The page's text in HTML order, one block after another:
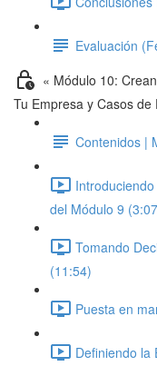
Evaluación
« Módulo 10:
Tu Empresa y Casos de
Contenidos |
del Módulo 9
Tomando
(11:54)
Puesta en
Definiendo la